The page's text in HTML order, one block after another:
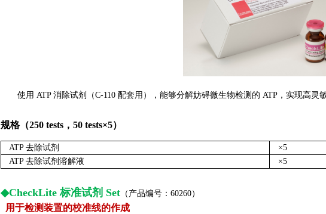
使用 ATP 消除试剂（C-110 配套用），能够分解妨碍微生物检测的 ATP，实现高灵
规格（250 tests ，50 tests×5）
ATP 去除试剂
×5
ATP 去除试剂溶解液
×5
◆CheckLite 标准试剂 Set （产品编号：60260）
用于检测装置的校准线的作成